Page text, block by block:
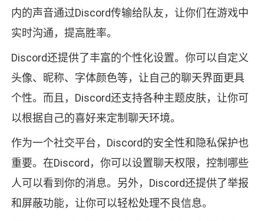
内的声音通过Discord传输给队友，让你们在游戏中
实时沟通，提高胜率。
Discord还提供了丰富的个性化设置。你可以自定义
头像、昵称、字体颜色等，让自己的聊天界面更具
个性。而且，Discord还支持各种主题皮肤，让你可
以根据自己的喜好来定制聊天环境。
作为一个社交平台，Discord的安全性和隐私保护也
重要。在Discord，你可以设置聊天权限，控制哪些
人可以看到你的消息。另外，Discord还提供了举报
和屏蔽功能，让你可以轻松处理不良信息。